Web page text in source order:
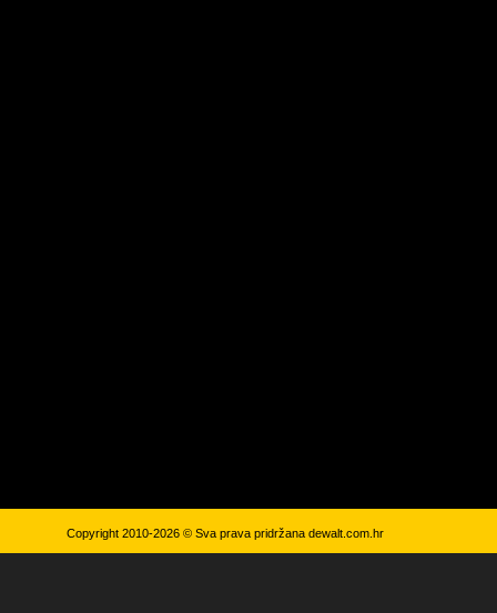
Copyright 2010-2026 © Sva prava pridržana dewalt.com.hr